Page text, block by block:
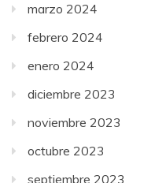
marzo 2024
febrero 2024
enero 2024
diciembre 2023
noviembre 2023
octubre 2023
septiembre 2023